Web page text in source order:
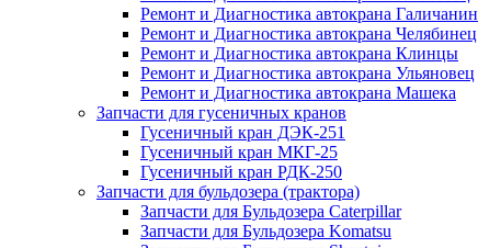
Ремонт и Диагностика автокрана Галичанин
Ремонт и Диагностика автокрана Челябинец
Ремонт и Диагностика автокрана Клинцы
Ремонт и Диагностика автокрана Ульяновец
Ремонт и Диагностика автокрана Машека
Запчасти для гусеничных кранов
Гусеничный кран ДЭК-251
Гусеничный кран МКГ-25
Гусеничный кран РДК-250
Запчасти для бульдозера (трактора)
Запчасти для Бульдозера Caterpillar
Запчасти для Бульдозера Komatsu